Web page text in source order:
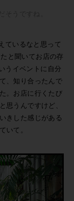
ているなと思って
と聞いてお店の存
うイベントに自分
、知り合ったんで
。お店に行くたび
思うんですけど、
きした感じがある
いて。